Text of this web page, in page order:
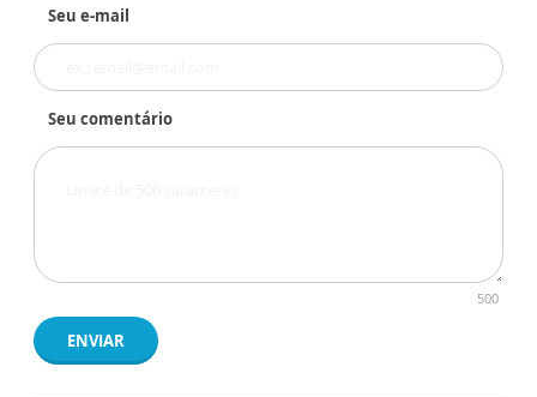
Seu e-mail
Seu comentário
500
ENVIAR